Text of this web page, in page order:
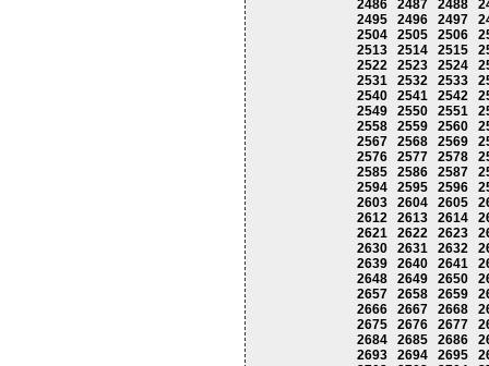
2486
2487 2488
2495
2496 2497
2504
2505 2506
2513
2514 2515
2522
2523 2524
2531
2532 2533
2540
2541 2542
2549
2550 2551
2558
2559 2560
2567
2568 2569
2576
2577 2578
2585
2586 2587
2594
2595 2596
2603
2604 2605
2612
2613 2614
2621
2622 2623
2630
2631 2632
2639
2640 2641
2648
2649 2650
2657
2658 2659
2666
2667 2668
2675
2676 2677
2684
2685 2686
2693
2694 2695